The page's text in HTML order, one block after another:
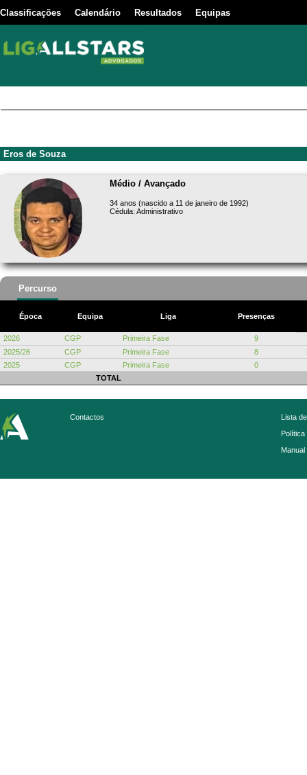
Classificações Calendário Resultados Equipas
Eros de Souza
Médio / Avançado
34 anos (nascido a 11 de janeiro de 1992)
Cédula: Administrativo
Percurso
Época Equipa Liga Presenças
2026 CGP Primeira Fase
9
2025/26
CGP Primeira Fase
8
2025
CGP Primeira Fase
0
TOTAL
Contactos
Lista
Política